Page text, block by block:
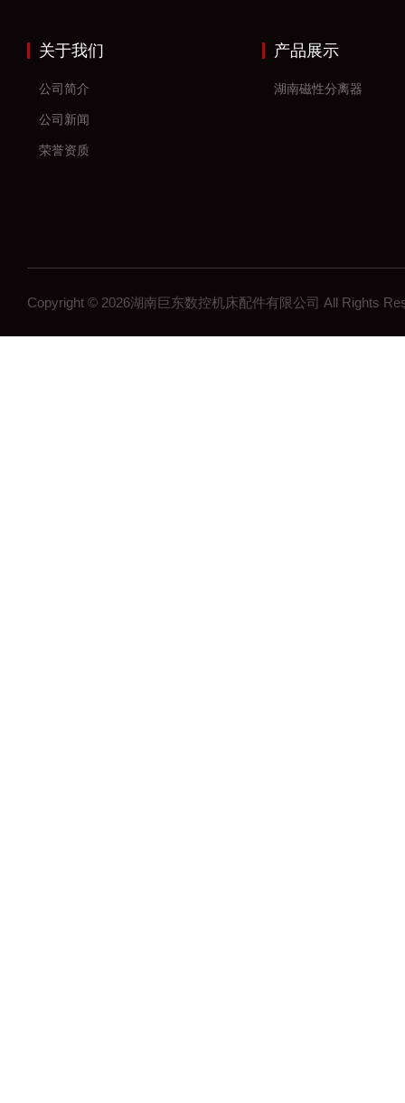
关于我们
公司简介
公司新闻
荣誉资质
产品展示
湖南磁性分离器
Copyright © 2026湖南巨东数控机床配件有限公司 All Rights